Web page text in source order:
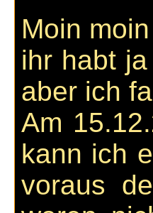
Moin
ihr habt
aber ich
Am
kann ich
voraus